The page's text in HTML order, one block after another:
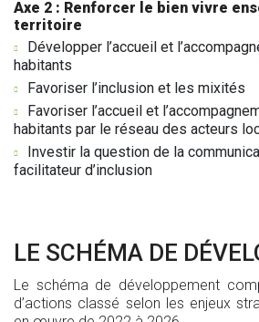
Axe 2 : Renforcer le bien vivre
territoire
Développer l’accueil et
habitants
Favoriser l’inclusion et les mixités
Favoriser l’accueil et
habitants par le réseau des acteurs
Investir la question de la
facilitateur d’inclusion
LE SCHÉMA DE
Le schéma de développement
d’actions classé selon les enjeux